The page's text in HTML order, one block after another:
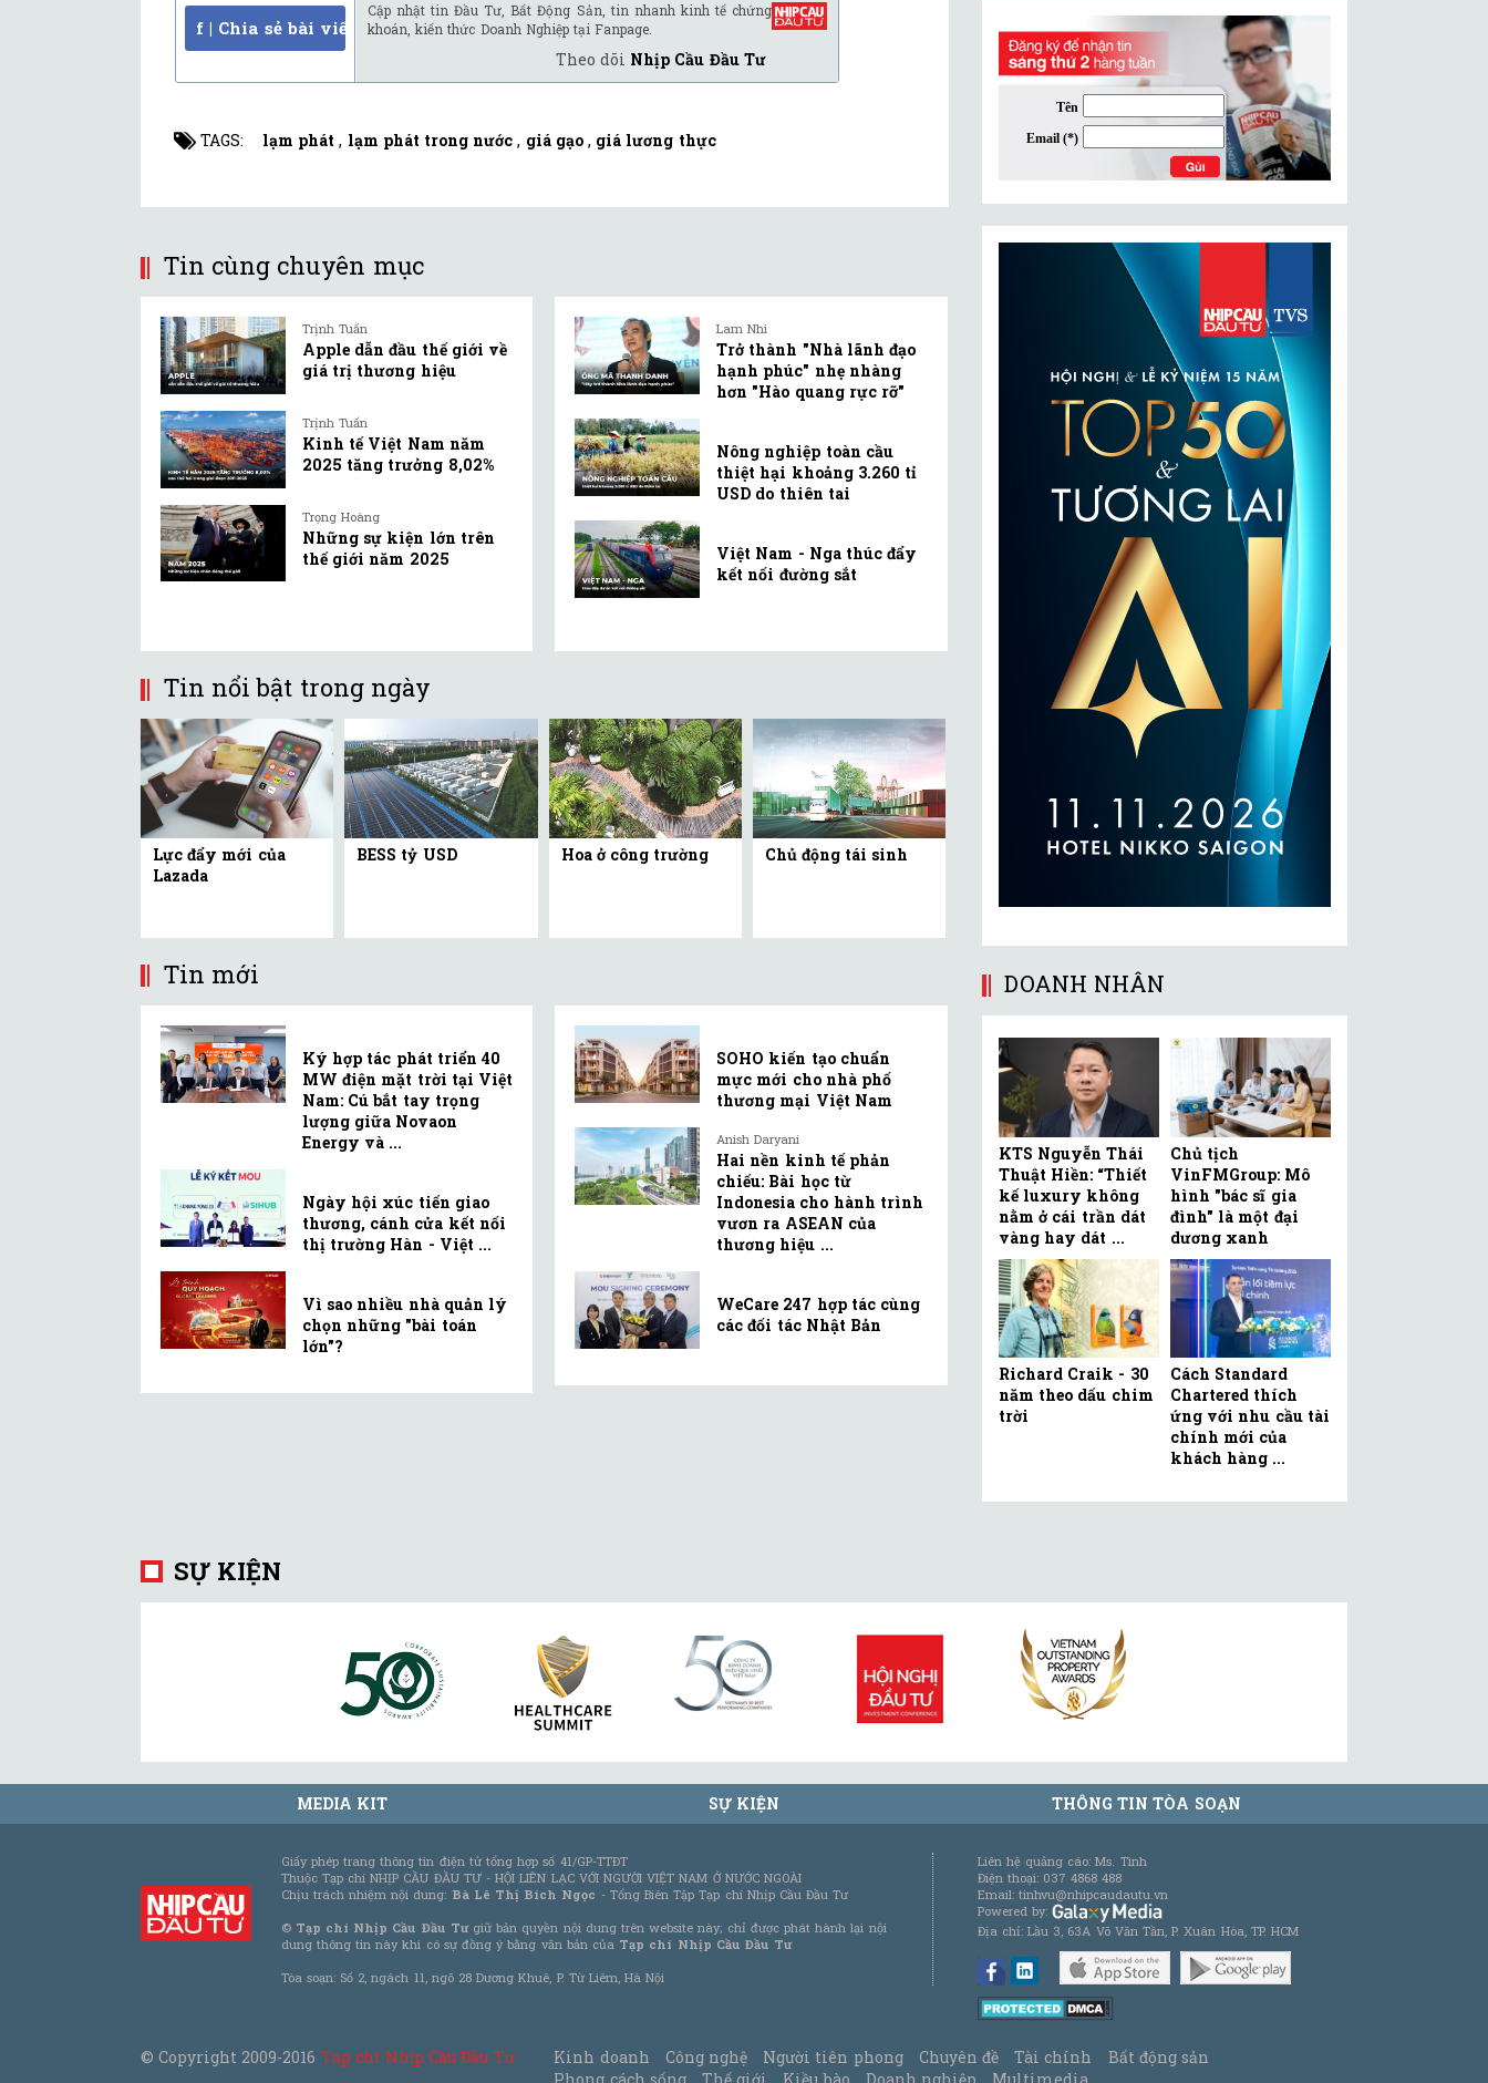
f | Chia sẻ bài viết
Cập nhật tin Đầu Tư, Bất Động Sản, tin nhanh kinh tế chứng
khoán, kiến thức Doanh Nghiệp tại Fanpage.
Theo dõi Nhịp Cầu Đầu Tư
TAGS: lạm phát , lạm phát trong nước , giá gạo, giá lương thực
Tin cùng chuyên mục
Trịnh Tuấn
Apple dẫn đầu thế giới về
giá trị thương hiệu
Trịnh Tuấn
Kinh tế Việt Nam năm
2025 tăng trưởng 8,02%
Trọng Hoàng
Những sự kiện lớn trên
thế giới năm 2025
Lam Nhi
Trở thành "Nhà lãnh đạo
hạnh phúc" nhẹ nhàng
hơn "Hào quang rực rỡ"
Nông nghiệp toàn cầu
thiệt hại khoảng 3.260 tỉ
USD do thiên tai
Việt Nam - Nga thúc đẩy
kết nối đường sắt
Tin nổi bật trong ngày
Lực đẩy mới của
Lazada
BESS tỷ USD Hoa ở công trường Chủ động tái sinh
Tin mới
Ký hợp tác phát triển 40
MW điện mặt trời tại Việt
Nam: Cú bắt tay trọng
lượng giữa Novaon
Energy và ...
Ngày hội xúc tiến giao
thương, cánh cửa kết nối
thị trường Hàn - Việt ...
Vì sao nhiều nhà quản lý
chọn những "bài toán
lớn"?
SOHO kiến tạo chuẩn
mực mới cho nhà phố
thương mại Việt Nam
Anish Daryani
Hai nền kinh tế phản
chiếu: Bài học từ
Indonesia cho hành trình
vươn ra ASEAN của
thương hiệu ...
WeCare 247 hợp tác cùng
các đối tác Nhật Bản
DOANH NHÂN
KTS Nguyễn Thái
Thuật Hiền: “Thiết
kế luxury không
nằm ở cái trần dát
vàng hay dát ...
Chủ tịch
VinFMGroup: Mô
hình "bác sĩ gia
đình" là một đại
dương xanh
Richard Craik - 30
năm theo dấu chim
trời
Cách Standard
Chartered thích
ứng với nhu cầu tài
chính mới của
khách hàng ...
SỰ KIỆN
MEDIA KIT SỰ KIỆN THÔNG TIN TÒA SOẠN
Giấy phép trang thông tin điện tử tổng hợp số 41/GP-TTĐT
Thuộc Tạp chí NHỊP CẦU ĐẦU TƯ - HỘI LIÊN LẠC VỚI NGƯỜI VIỆT NAM Ở NƯỚC NGOÀI
Chịu trách nhiệm nội dung: Bà Lê Thị Bích Ngọc - Tổng Biên Tập Tạp chí Nhịp Cầu Đầu Tư
© Tạp chí Nhịp Cầu Đầu Tưgiữ bản quyền nội dung trên website này; chỉ được phát hành lại nội
dung thông tin này khi có sự đồng ý bằng văn bản của Tạp chí Nhịp Cầu Đầu Tư
Tòa soạn: Số 2, ngách 11, ngõ 28 Dương Khuê, P. Từ Liêm, Hà Nội
Liên hệ quảng cáo: Ms. Tình
Điện thoại: 037 4868 488
Email: tinhvu@nhipcaudautu.vn
Powered by:
Địa chỉ: Lầu 3, 63A Võ Văn Tần, P. Xuân Hòa, TP. HCM
© Copyright 2009-2016 Tạp chí Nhịp Cầu Đầu Tư Kinh doanh Công nghệ Người tiên phong Chuyên đề Tài chính
Bất động sản